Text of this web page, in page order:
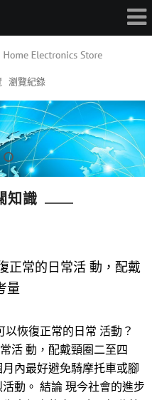
瀏覽紀錄
知識
正常的日常活 動，配戴
量
恢復正常的日常 活動？
活 動，配戴頸圈二至四
內最好避免騎摩托車或腳
動。 結論 現今社會的進步